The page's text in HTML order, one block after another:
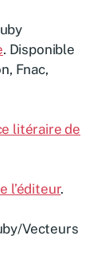
. Disponible
Fnac,
litéraire de
l’éditeur.
Vecteurs